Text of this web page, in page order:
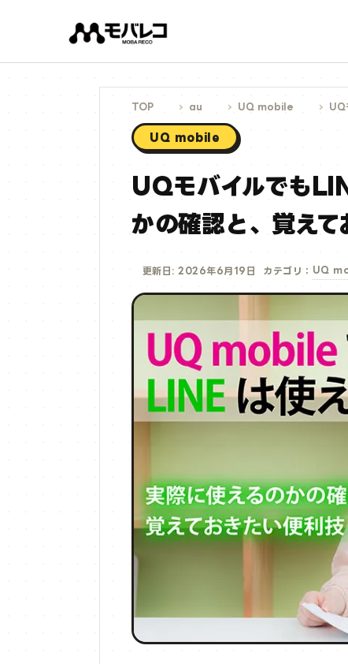
ス
TOP au UQ mobile UQ
UQ mobile
UQモバイルでも
かの確認と、覚え
更新日: 2026年6月19日 カテゴリ： UQ